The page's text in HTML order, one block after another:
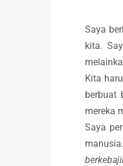
Saya
kita.
Kita
berbuat
mereka
Saya